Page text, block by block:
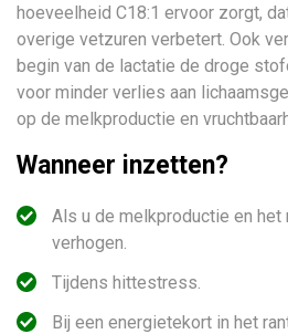
hoeveelheid C18:1 ervoor zorgt,
overige vetzuren verbetert. Ook
begin van de lactatie de droge
voor minder verlies aan
op de melkproductie en
Wanneer inzetten?
Als u de melkproductie en
verhogen.
Tijdens hittestress.
Bij een energietekort in het